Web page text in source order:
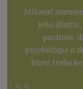
Milovať
jeho
pocitom,
psychológie a
ktoré treba